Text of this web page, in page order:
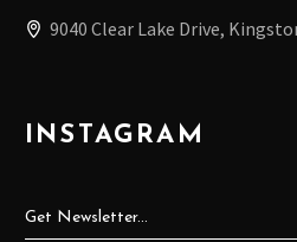
9040 Clear Lake Drive,
INSTAGRAM